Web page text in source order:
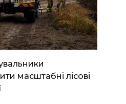
масштабні лісові